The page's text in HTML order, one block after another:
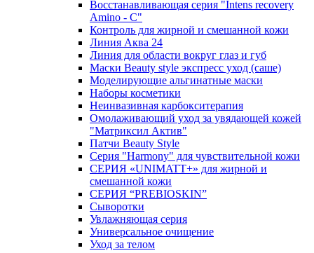
Восстанавливающая серия "Intens recovery
Amino - C"
Контроль для жирной и смешанной кожи
Линия Аква 24
Линия для области вокруг глаз и губ
Маски Beauty style экспресс уход (саше)
Моделирующие альгинатные маски
Наборы косметики
Неинвазивная карбокситерапия
Омолаживающий уход за увядающей кожей
"Матриксил Актив"
Патчи Beauty Style
Серия "Harmony" для чувствительной кожи
СЕРИЯ «UNIMATT+» для жирной и
смешанной кожи
СЕРИЯ “PREBIOSKIN”
Сыворотки
Увлажняющая серия
Универсальное очищение
Уход за телом